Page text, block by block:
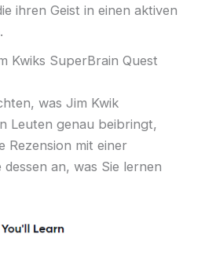
ihren Geist in einen aktiven
Kwiks SuperBrain Quest
was Jim Kwik
Leuten genau beibringt,
Rezension mit einer
an, was Sie lernen